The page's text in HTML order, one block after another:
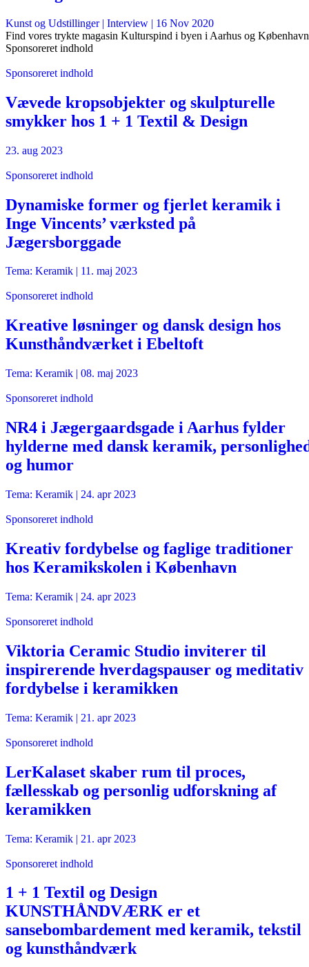
Kunst og Udstillinger| Interview | 16 Nov 2020
Find vores trykte magasin Kulturspind i byen i Aarhus og København
Sponsoreret indhold
Sponsoreret indhold
Vævede kropsobjekter og skulpturelle
smykker hos 1 + 1 Textil & Design
23. aug 2023
Sponsoreret indhold
Dynamiske former og fjerlet keramik i
Inge Vincents’ værksted på
Jægersborggade
Tema: Keramik | 11. maj 2023
Sponsoreret indhold
Kreative løsninger og dansk design hos
Kunsthåndværket i Ebeltoft
Tema: Keramik | 08. maj 2023
Sponsoreret indhold
NR4 i Jægergaardsgade i Aarhus fylder
hylderne med dansk keramik,
og humor
Tema: Keramik | 24. apr 2023
Sponsoreret indhold
Kreativ fordybelse og faglige traditioner
hos Keramikskolen i København
Tema: Keramik | 24. apr 2023
Sponsoreret indhold
Viktoria Ceramic Studio inviterer til
inspirerende hverdagspauser og meditativ
fordybelse i keramikken
Tema: Keramik | 21. apr 2023
Sponsoreret indhold
LerKalaset skaber rum til proces,
fællesskab og personlig udforskning af
keramikken
Tema: Keramik | 21. apr 2023
Sponsoreret indhold
1 + 1 Textil og Design
KUNSTHÅNDVÆRK er et
sansebombardement med keramik, tekstil
og kunsthåndværk